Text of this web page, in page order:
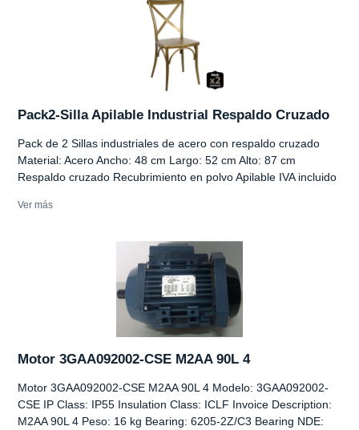
Pack2-Silla Apilable Industrial Respaldo Cruzado
Pack de 2 Sillas industriales de acero con respaldo cruzado
Material: Acero Ancho: 48 cm Largo: 52 cm Alto: 87 cm
Respaldo cruzado Recubrimiento en polvo Apilable IVA incluido
Ver más
Motor 3GAA092002-CSE M2AA 90L 4
Motor 3GAA092002-CSE M2AA 90L 4 Modelo: 3GAA092002-
CSE IP Class: IP55 Insulation Class: ICLF Invoice Description:
M2AA 90L 4 Peso: 16 kg Bearing: 6205-2Z/C3 Bearing NDE: